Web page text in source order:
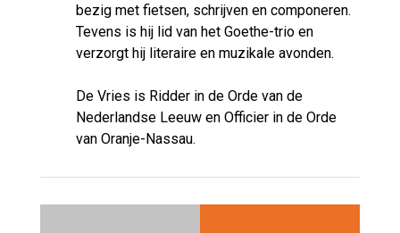
bezig met fietsen, schrijven en componeren.
Tevens is hij lid van het Goethe-trio en
verzorgt hij literaire en muzikale avonden.
De Vries is Ridder in de Orde van de
Nederlandse Leeuw en Officier in de Orde
van Oranje-Nassau.